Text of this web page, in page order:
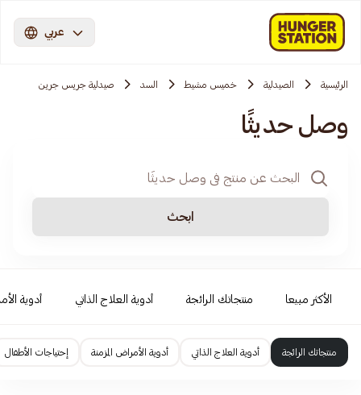
عربي
الرئيسية الصيدلية خميس مشيط السد صيدلية جريس جرين
وصل حديثًا
ابحث
الأكثر مبيعا منتجاتك الرائجة أدوية العلاج الذاتي أدوية
منتجاتك الرائجة أدوية العلاج الذاتي أدوية الأمراض المزمنة إحتياجات الأطفال